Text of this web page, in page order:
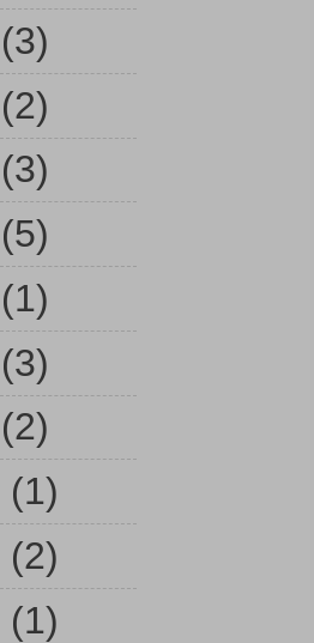
(3)
(2)
(3)
(5)
(1)
(3)
(2)
(1)
(2)
(1)